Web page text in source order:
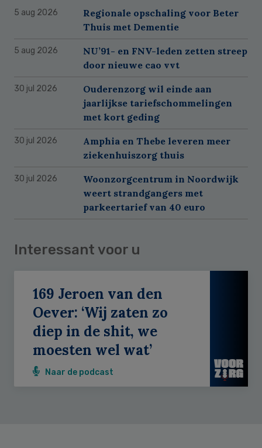
5 aug 2026
Regionale opschaling voor Beter
Thuis met Dementie
5 aug 2026
NU’91- en FNV-leden zetten streep
door nieuwe cao vvt
30 jul 2026
Ouderenzorg wil einde aan
jaarlijkse tariefschommelingen
met kort geding
30 jul 2026
Amphia en Thebe leveren meer
ziekenhuiszorg thuis
30 jul 2026
Woonzorgcentrum in Noordwijk
weert strandgangers met
parkeertarief van 40 euro
Interessant voor u
169 Jeroen van den
Oever: ‘Wij zaten zo
diep in de shit, we
moesten wel wat’
Naar de podcast